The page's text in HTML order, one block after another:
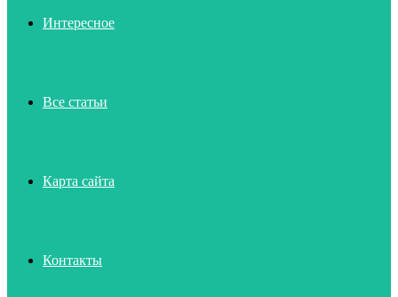
Интересное
Все статьи
Карта сайта
Контакты